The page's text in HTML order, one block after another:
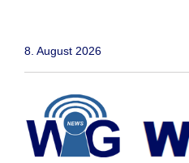
8. August 2026